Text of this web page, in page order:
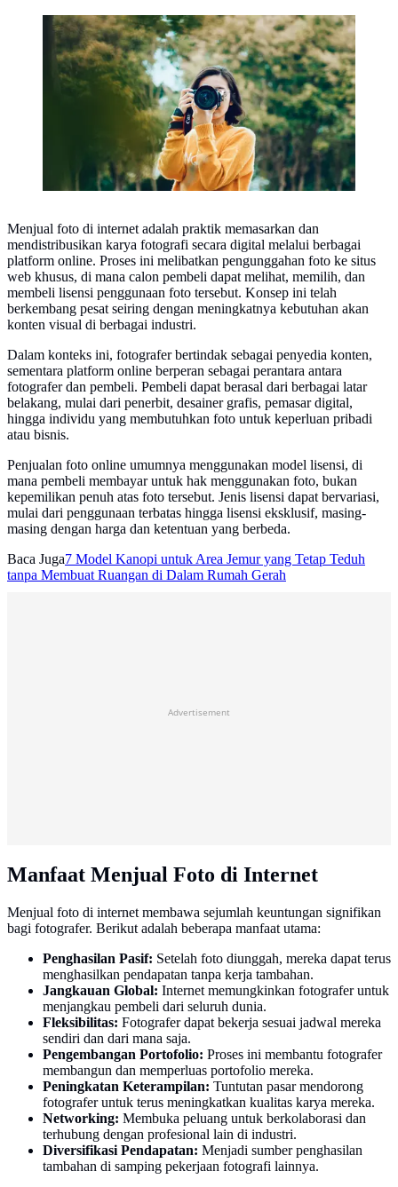
Ilustrasi Fotografi | unsplash.com/@marcute
Menjual foto di internet adalah praktik memasarkan dan
mendistribusikan karya fotografi secara digital melalui berbagai
platform online. Proses ini melibatkan pengunggahan foto ke situs
web khusus, di mana calon pembeli dapat melihat, memilih, dan
membeli lisensi penggunaan foto tersebut. Konsep ini telah
berkembang pesat seiring dengan meningkatnya kebutuhan akan
konten visual di berbagai industri.
Dalam konteks ini, fotografer bertindak sebagai penyedia konten,
sementara platform online berperan sebagai perantara antara
fotografer dan pembeli. Pembeli dapat berasal dari berbagai latar
belakang, mulai dari penerbit, desainer grafis, pemasar digital,
hingga individu yang membutuhkan foto untuk keperluan pribadi
atau bisnis.
Penjualan foto online umumnya menggunakan model lisensi, di
mana pembeli membayar untuk hak menggunakan foto, bukan
kepemilikan penuh atas foto tersebut. Jenis lisensi dapat bervariasi,
mulai dari penggunaan terbatas hingga lisensi eksklusif, masing-
masing dengan harga dan ketentuan yang berbeda.
Baca Juga7 Model Kanopi untuk Area Jemur yang Tetap Teduh
tanpa Membuat Ruangan di Dalam Rumah Gerah
Advertisement
Manfaat Menjual Foto di Internet
Menjual foto di internet membawa sejumlah keuntungan signifikan
bagi fotografer. Berikut adalah beberapa manfaat utama:
Penghasilan Pasif: Setelah foto diunggah, mereka dapat terus
menghasilkan pendapatan tanpa kerja tambahan.
Jangkauan Global: Internet memungkinkan fotografer untuk
menjangkau pembeli dari seluruh dunia.
Fleksibilitas: Fotografer dapat bekerja sesuai jadwal mereka
sendiri dan dari mana saja.
Pengembangan Portofolio: Proses ini membantu fotografer
membangun dan memperluas portofolio mereka.
Peningkatan Keterampilan: Tuntutan pasar mendorong
fotografer untuk terus meningkatkan kualitas karya mereka.
Networking: Membuka peluang untuk berkolaborasi dan
terhubung dengan profesional lain di industri.
Diversifikasi Pendapatan: Menjadi sumber penghasilan
tambahan di samping pekerjaan fotografi lainnya.